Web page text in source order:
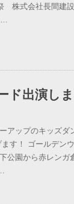
株式会社長間建
ド出演しま
アップのキッズダ
す！ ゴールデン
公園から赤レンガ